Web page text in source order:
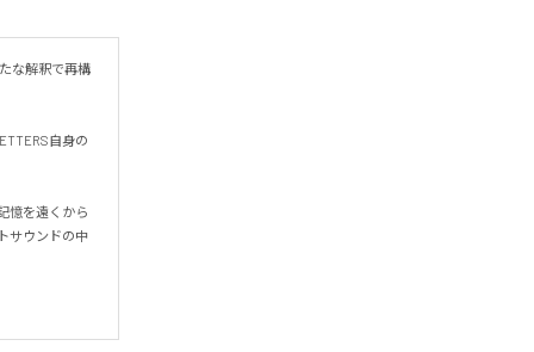
な解釈で再構
自身の
憶を遠くから
サウンドの中